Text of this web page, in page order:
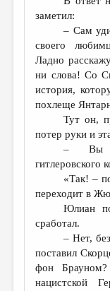
заметил:
– Сам
своего
Ладно
ни слова! Со
история,
похлеще
Тут он,
потер руки и
– Вы
гитлеровского
«Так! –
переходит в
Юлиан
сработал.
– Нет,
поставил
фон
нацистской